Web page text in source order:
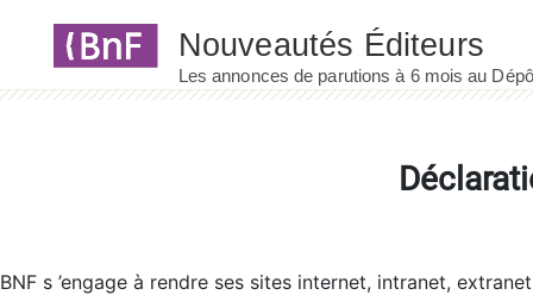
BNF s ’engage à rendre ses sites internet, intranet,